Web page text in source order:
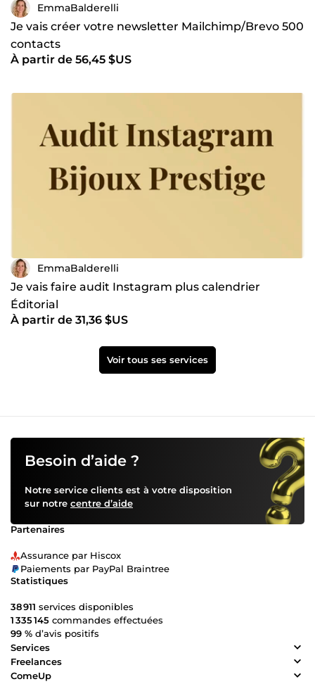
EmmaBalderelli
Je vais créer votre newsletter Mailchimp/Brevo 500
contacts
À partir de 56,45 $US
EmmaBalderelli
Je vais faire audit Instagram plus calendrier
Éditorial
À partir de 31,36 $US
Voir tous ses services
Besoin d’aide ?
Notre service clients est à votre disposition
sur notre centre d’aide
Partenaires
Assurance par Hiscox
Paiements par PayPal Braintree
Statistiques
38 911 services disponibles
1 335 145 commandes effectuées
99 % d’avis positifs
Services
Freelances
ComeUp